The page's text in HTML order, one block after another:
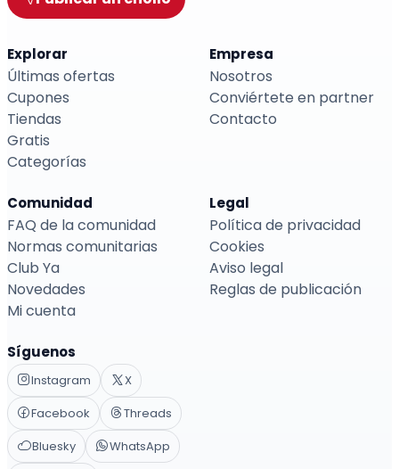
Explorar
Últimas ofertas
Cupones
Tiendas
Gratis
Categorías
Empresa
Nosotros
Conviértete en partner
Contacto
Comunidad
FAQ de la comunidad
Normas comunitarias
Club Ya
Novedades
Mi cuenta
Legal
Política de privacidad
Cookies
Aviso legal
Reglas de publicación
Síguenos
Instagram
X
Facebook
Threads
Bluesky
WhatsApp